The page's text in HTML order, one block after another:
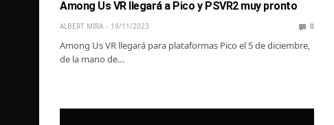
Among Us VR llegará a Pico y PSVR2 muy pronto
ALBERT MIRA 19/11/2023 0
Among Us VR llegará para plataformas Pico el 5 de diciembre,
de la mano de…